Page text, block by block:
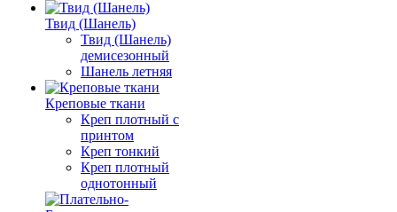
Твид (Шанель)
Твид (Шанель)
демисезонный
Шанель летняя
Креповые ткани
Креп плотный с
принтом
Креп тонкий
Креп плотный
однотонный